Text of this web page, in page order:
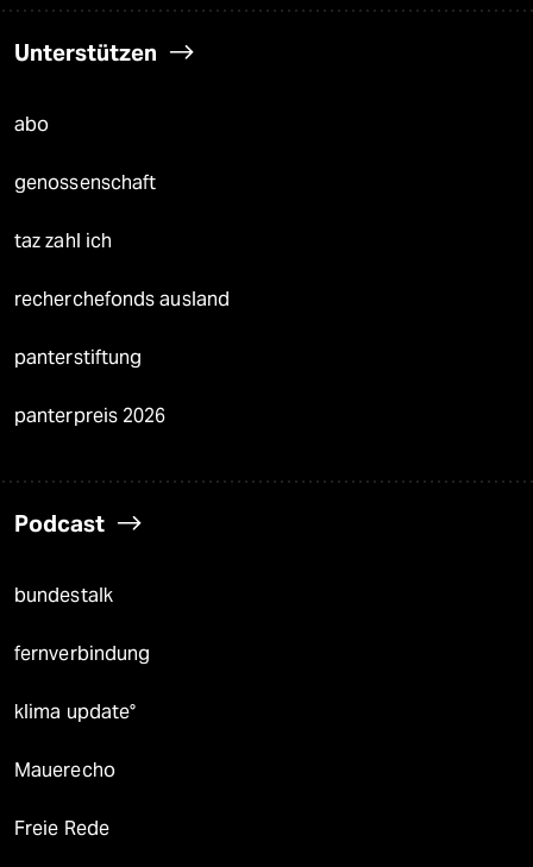
Unterstützen
abo
genossenschaft
taz zahl ich
recherchefonds ausland
panterstiftung
panterpreis 2026
Podcast
bundestalk
fernverbindung
klima update°
Mauerecho
Freie Rede